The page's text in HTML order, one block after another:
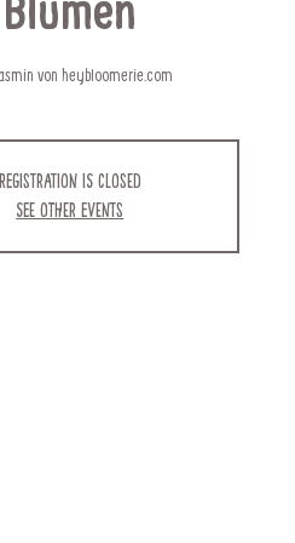
von heybloomerie.com
is closed
See other events